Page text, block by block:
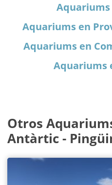
Aquariums
Aquariums en
Aquariums en
Aquariums
Otros
Antàrtic -